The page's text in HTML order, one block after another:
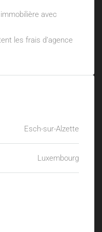
avec
les frais d’agence
Esch-sur-Alzette
Luxembourg